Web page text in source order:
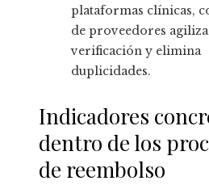
plataformas clínicas,
de proveedores
verificación y elimina
duplicidades.
Indicadores
dentro de los
de reembolso